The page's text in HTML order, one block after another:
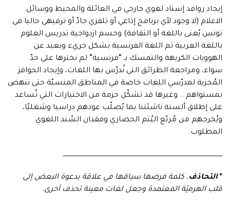
إيجاد روافد إسناد لغوي خارجي في العائلة والمحيط ووسائل
الاعلام (لا وجود لأي برنامج إذاعي أو تلفزي جادّ أو ترفيهي حاليا في
تونس يُعنى باللغة أو الثقافة) وحسم ازدواجية تدريس العلوم
باللغة العربية ثم اللغة الفرنسية بشكل جريء وبعيد عن
الهوويات الكريهة والتمسك بـ “فرنسية” لم نخترها على حدّ
سواء، ومراجعة الطرائق التي نُدرّس بها اللغات، وإيجاد الحوافز
المُجزية لمدرّسي اللغات خاصة في المناطق المنسيّة حتى ننهض
بمستواهم .. وغيرها قد تشكّل حزمة من الاختيارات التي تُساعد
على إطلاق ألسنة ناشئتنا بما يُصلّب عودهم دراسيا وشغليّا،
ويُخرجهم من مُربّع اليُتم الحضاري وفقدان السّند اللغوي
المطلوب.
ـــــــــــــــــــــــــــــــــــــــــــــــــــــــــــــــــــــــــــــــــــــــــــــــــــــــــــــــــــــــــــــــــــــــــــــــــــــــــــ
* التحاذف، كلمة فرضها سياقها في علاقة بدعوة البعض إلى
قلب الهرميّة المعتمدة وجعل لغات معينة تحذف أخرى.